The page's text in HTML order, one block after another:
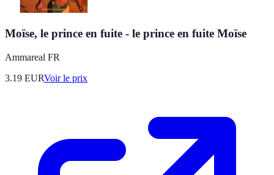
Moïse, le prince en fuite - le prince en fuite Moïse
Ammareal FR
3.19 EURVoir le prix